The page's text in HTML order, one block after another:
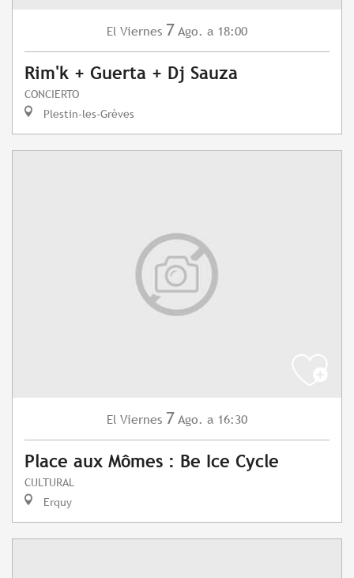
El Viernes 7 Ago. a 18:00
Rim'k + Guerta + Dj Sauza
CONCIERTO
Plestin-les-Grèves
El Viernes 7 Ago. a 16:30
Place aux Mômes : Be Ice Cycle
CULTURAL
Erquy